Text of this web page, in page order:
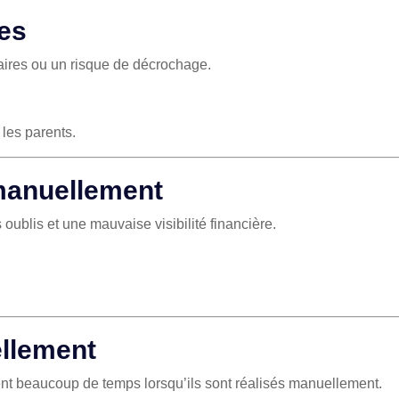
ou un risque de décrochage.
parents.
et une mauvaise visibilité financière.
beaucoup de temps lorsqu’ils sont réalisés manuellement.